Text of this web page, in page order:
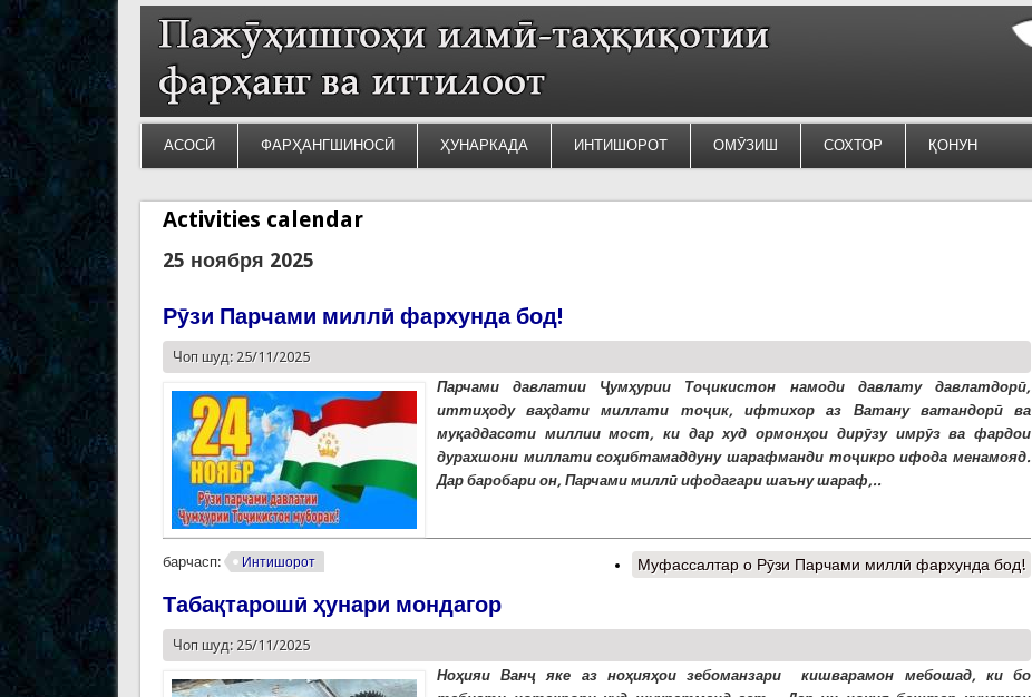
АСОСӢ ФАРҲАНГШИНОСӢ ҲУНАРКАДА ИНТИШОРОТ ОМӮЗИШ СОХТОР ҚОНУН
Activities calendar
25 ноября 2025
Рӯзи Парчами миллӣ фархунда бод!
Чоп шуд: 25/11/2025
Парчами давлатии Ҷумҳурии Тоҷикистон намоди давлату давлатдорӣ,
иттиҳоду ваҳдати миллати тоҷик, ифтихор аз Ватану ватандорӣ ва
муқаддасоти миллии мост, ки дар худ ормонҳои дирӯзу имрӯз ва фардои
дурахшони миллати соҳибтамаддуну шарафманди тоҷикро ифода менамояд.
Дар баробари он, Парчами миллӣ ифодагари шаъну шараф,..
барчасп: Интишорот Муфассалтар о Рӯзи Парчами миллӣ фархунда бод!
Табақтарошӣ ҳунари мондагор
Чоп шуд: 25/11/2025
Ноҳияи Ванҷ яке аз ноҳияҳои зебоманзари кишварамон мебошад, ки бо